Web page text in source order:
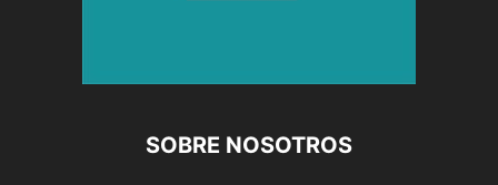
SOBRE NOSOTROS